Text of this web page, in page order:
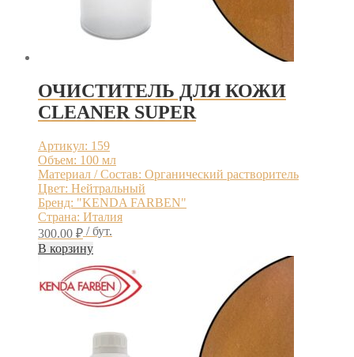
ОЧИСТИТЕЛЬ ДЛЯ КОЖИ
CLEANER SUPER
Артикул: 159
Объем: 100 мл
Материал / Состав: Органический растворитель
Цвет: Нейтральный
Бренд: "KENDA FARBEN"
Страна: Италия
300.00 ₽ / бут.
В корзину